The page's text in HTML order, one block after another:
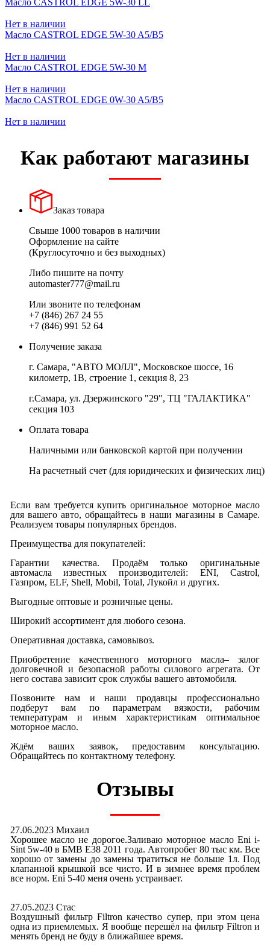
Нет в наличии
Масло CASTROL EDGE 5W-30 A5/B5
Нет в наличии
Масло CASTROL EDGE 5W-30 M
Нет в наличии
Масло CASTROL EDGE 0W-30 A5/B5
Нет в наличии
Как работают магазины
Заказ товара
Свыше 1000 товаров в наличии
Оформление на сайте
(Круглосуточно и без выходных)
Либо пишите на почту
automaster777@mail.ru
Или звоните по телефонам
+7 (846) 267 24 55
+7 (846) 991 52 64
Получение заказа
г. Самара, "АВТО МОЛЛ", Московское шоссе, 16
километр, 1В, строение 1, секция 8, 23
г.Самара, ул. Дзержинского "29", ТЦ "ГАЛАКТИКА"
секция 103
Оплата товара
Наличными или банковской картой при получении
На расчетный счет (для юридических и физических лиц)
Если вам требуется купить оригинальное моторное масло
для вашего авто, обращайтесь в наши магазины в Самаре.
Реализуем товары популярных брендов.
Преимущества для покупателей:
Гарантии качества. Продаём только оригинальные
автомасла известных производителей: ENI, Castrol,
Газпром, ELF, Shell, Mobil, Total, Лукойл и других.
Выгодные оптовые и розничные цены.
Широкий ассортимент для любого сезона.
Оперативная доставка, самовывоз.
Приобретение качественного моторного масла– залог
долговечной и безопасной работы силового агрегата. От
него состава зависит срок службы вашего автомобиля.
Позвоните нам и наши продавцы профессионально
подберут вам по параметрам вязкости, рабочим
температурам и иным характеристикам оптимальное
моторное масло.
Ждём ваших заявок, предоставим консультацию.
Обращайтесь по контактному телефону.
Отзывы
27.06.2023 Михаил
Хорошее масло не дорогое.Заливаю моторное масло Eni i-
Sint 5w-40 в БМВ E38 2011 года. Автопробег 80 тыс км. Все
хорошо от замены до замены тратиться не больше 1л. Под
клапанной крышкой все чисто. И в зимнее время проблем
все норм. Eni 5-40 меня очень устраивает.
27.05.2023 Стас
Воздушный фильтр Filtron качество супер, при этом цена
одна из приемлемых. Я вообще перешёл на фильтр Filtron и
менять бренд не буду в ближайшее время.